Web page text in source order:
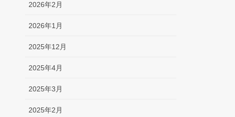
2026年2月
2026年1月
2025年12月
2025年4月
2025年3月
2025年2月